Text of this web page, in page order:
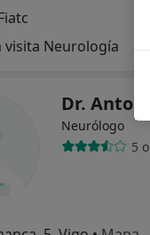
visita Neurología
Dr.
Neurólogo
5